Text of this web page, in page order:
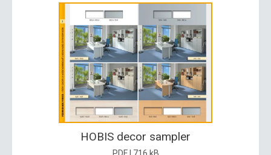
HOBIS decor sampler
PDF | 716 kB